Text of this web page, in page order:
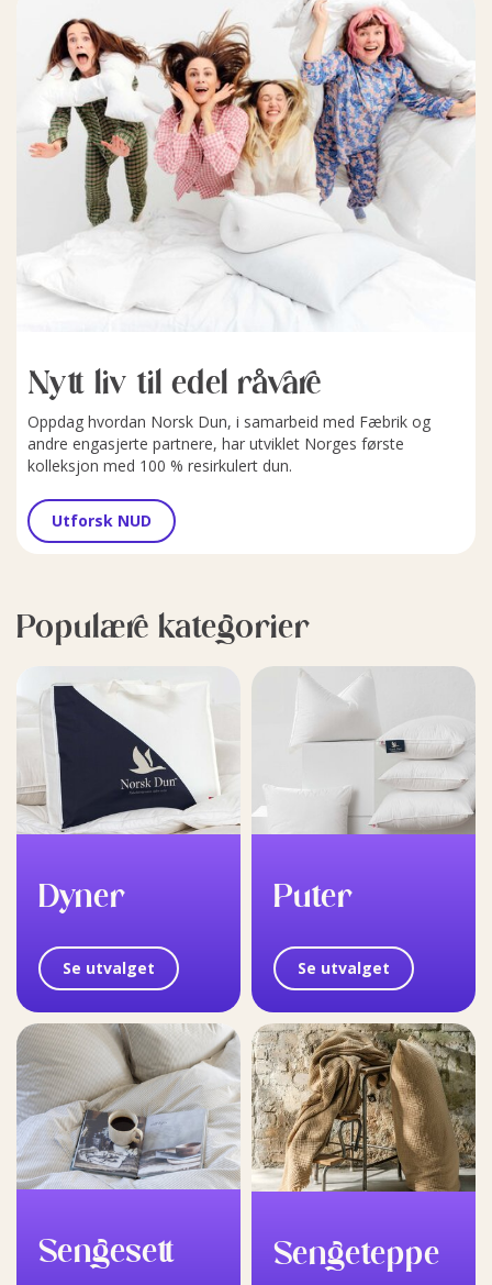
Nytt liv til edel råvare
Oppdag hvordan Norsk Dun, i samarbeid med Fæbrik og
andre engasjerte partnere, har utviklet Norges første
kolleksjon med 100 % resirkulert dun.
Utforsk NUD
Populære kategorier
Dyner
Se utvalget
Puter
Se utvalget
Sengesett Sengeteppe